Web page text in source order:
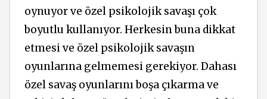
oynuyor ve özel psikolojik savaşı çok
boyutlu kullanıyor. Herkesin buna dikkat
etmesi ve özel psikolojik savaşın
oyunlarına gelmemesi gerekiyor. Dahası
özel savaş oyunlarını boşa çıkarma ve